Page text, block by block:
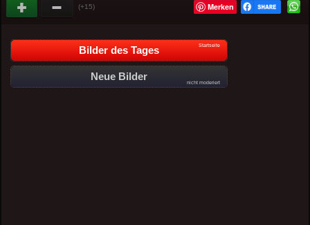
(+15) Merken
Bilder des Tages Startseite
Neue Bilder
nicht moderiert